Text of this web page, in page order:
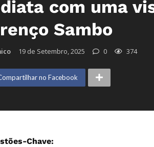
com uma
Sambo
19 de Setembro, 2025 0 374
no Facebook
Chave: